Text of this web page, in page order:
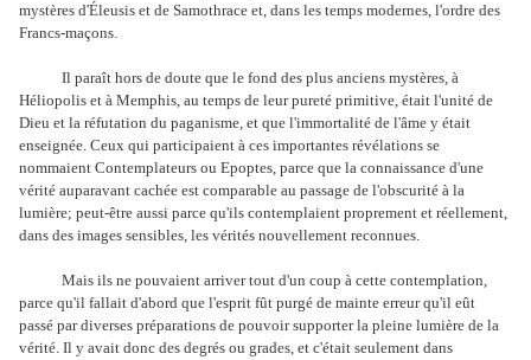
mystères d'Éleusis et de Samothrace et, dans les temps modernes, l'ordre des
Francs-maçons.
Il paraît hors de doute que le fond des plus anciens mystères, à
Héliopolis et à Memphis, au temps de leur pureté primitive, était l'unité de
Dieu et la réfutation du paganisme, et que l'immortalité de l'âme y était
enseignée. Ceux qui participaient à ces importantes révélations se
nommaient Contemplateurs ou Epoptes, parce que la connaissance d'une
vérité auparavant cachée est comparable au passage de l'obscurité à la
lumière; peut-être aussi parce qu'ils contemplaient proprement et réellement,
dans des images sensibles, les vérités nouvellement reconnues.
Mais ils ne pouvaient arriver tout d'un coup à cette contemplation,
parce qu'il fallait d'abord que l'esprit fût purgé de mainte erreur qu'il eût
passé par diverses préparations de pouvoir supporter la pleine lumière de la
vérité. Il y avait donc des degrés ou grades, et c'était seulement dans